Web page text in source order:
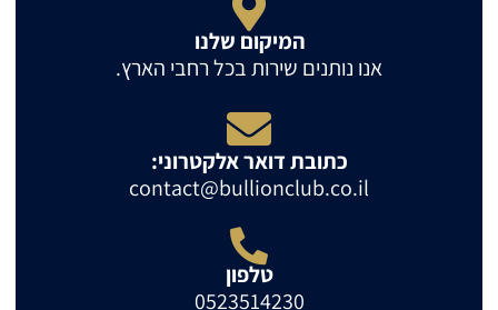
המיקום שלנו
אנו נותנים שירות בכל רחבי הארץ.
כתובת דואר אלקטרוני:
contact@bullionclub.co.il
טלפון
0523514230